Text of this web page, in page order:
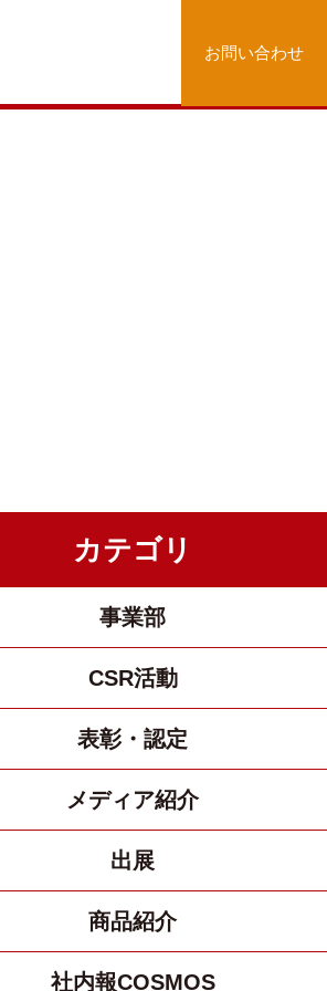
お問い合わせ
カテゴリ
事業部
CSR活動
表彰・認定
メディア紹介
出展
商品紹介
社内報COSMOS